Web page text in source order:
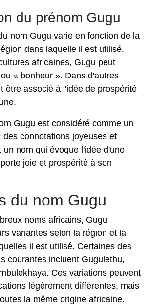
du prénom Gugu
nom Gugu varie en fonction de la
dans laquelle il est utilisé.
africaines, Gugu peut
« bonheur ». Dans d'autres
être associé à l'idée de prospérité
Gugu est considéré comme un
des connotations joyeuses et
un nom qui évoque l'idée d'une
joie et prospérité à son
du nom Gugu
noms africains, Gugu
variantes selon la région et la
il est utilisé. Certaines des
courantes incluent Gugulethu,
Ces variations peuvent
légèrement différentes, mais
la même origine africaine.